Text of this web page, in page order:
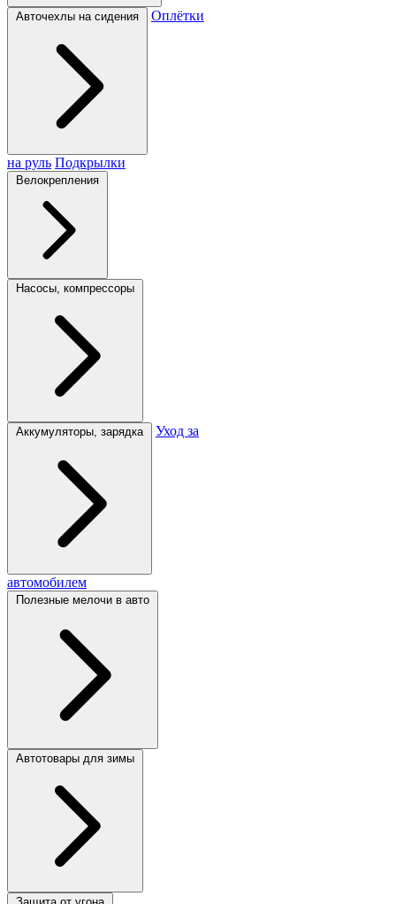
Авточехлы на сидения Оплётки
на руль Подкрылки
Велокрепления
Насосы, компрессоры
Аккумуляторы, зарядка Уход за
автомобилем
Полезные мелочи в авто
Автотовары для зимы